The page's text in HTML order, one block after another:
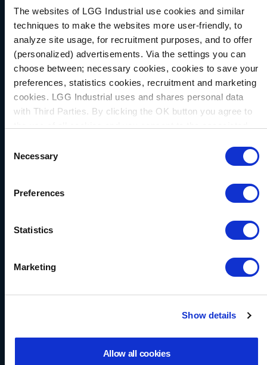
The websites of LGG Industrial use cookies and similar
techniques to make the websites more user-friendly, to
analyze site usage, for recruitment purposes, and to offer
(personalized) advertisements. Via the settings you can
choose between; necessary cookies, cookies to save your
preferences, statistics cookies, recruitment and marketing
cookies. LGG Industrial uses and shares personal data
with Third Parties. By clicking the OK button you agree to
Selection
Necessary
Preferences
Statistics
Marketing
Show details
Allow all cookies
Tuyaux AC
Les tuyaux AC sont spécifiquement conçus
pour être utilisés avec des fluides de type
moléculaire plus petite et peuvent traverser
d'autres produits standard. Nos tuyaux sont
Type C et F.
Diamètre intérieur 5/16"-1